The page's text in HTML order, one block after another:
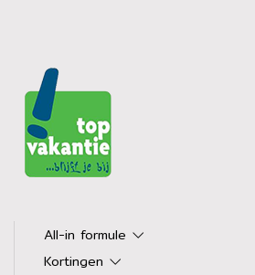
All-in formule
Kortingen